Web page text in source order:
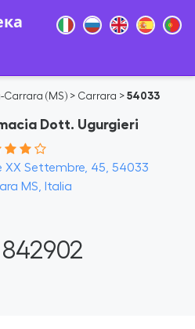
Carrara (MS) > Carrara > 54033
Dott. Ugurgieri
XX Settembre, 45, 54033
MS, Italia